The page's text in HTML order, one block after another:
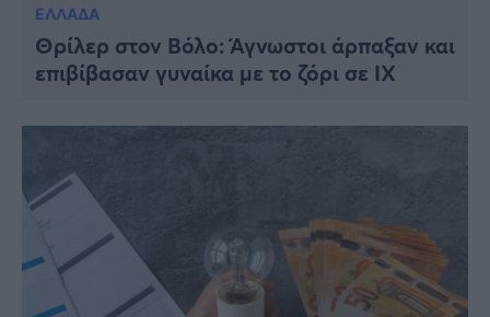
ΕΛΛΑΔΑ
Θρίλερ στον Βόλο: Άγνωστοι άρπαξαν και
επιβίβασαν γυναίκα με το ζόρι σε ΙΧ